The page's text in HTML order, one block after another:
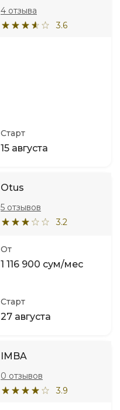
3.6
4 отзыва
Старт
15 августа
Otus
3.2
5 отзывов
От
1 116 900 сум/мес
Старт
27 августа
IMBA
3.9
0 отзывов